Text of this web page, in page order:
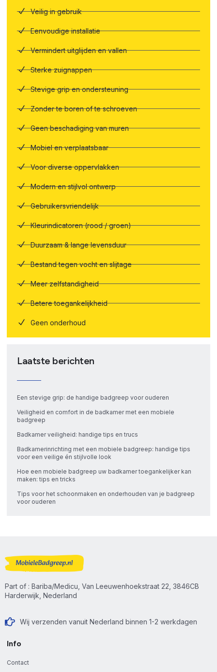
Veilig in gebruik
Eenvoudige installatie
Vermindert uitglijden en vallen
Sterke zuignappen
Stevige grip en ondersteuning
Zonder te boren of te schroeven
Geen beschadiging van muren
Mobiel en verplaatsbaar
Voor diverse oppervlakken
Modern en stijlvol ontwerp
Gebruikersvriendelijk
Kleurindicatoren (rood / groen)
Duurzaam & lange levensduur
Bestand tegen vocht en slijtage
Meer zelfstandigheid
Betere toegankelijkheid
Geen onderhoud
Laatste berichten
Een stevige grip: de handige badgreep voor ouderen
Veiligheid en comfort in de badkamer met een mobiele
badgreep
Badkamer veiligheid: handige tips en trucs
Badkamerinrichting met een mobiele badgreep: handige tips
voor een veilige én stijlvolle look
Hoe een mobiele badgreep uw badkamer toegankelijker kan
maken: tips en tricks
Tips voor het schoonmaken en onderhouden van je badgreep
voor ouderen
Part of : Bariba/Medicu, Van Leeuwenhoekstraat 22, 3846CB
Harderwijk, Nederland
Wij verzenden vanuit Nederland binnen 1-2 werkdagen
Info
Contact